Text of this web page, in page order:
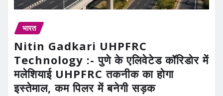
भारत
Nitin Gadkari UHPFRC
Technology :- पुणे के एलिवेटेड कॉरिडोर में
मलेशियाई UHPFRC तकनीक का होगा
इस्तेमाल, कम पिलर में बनेगी सड़क